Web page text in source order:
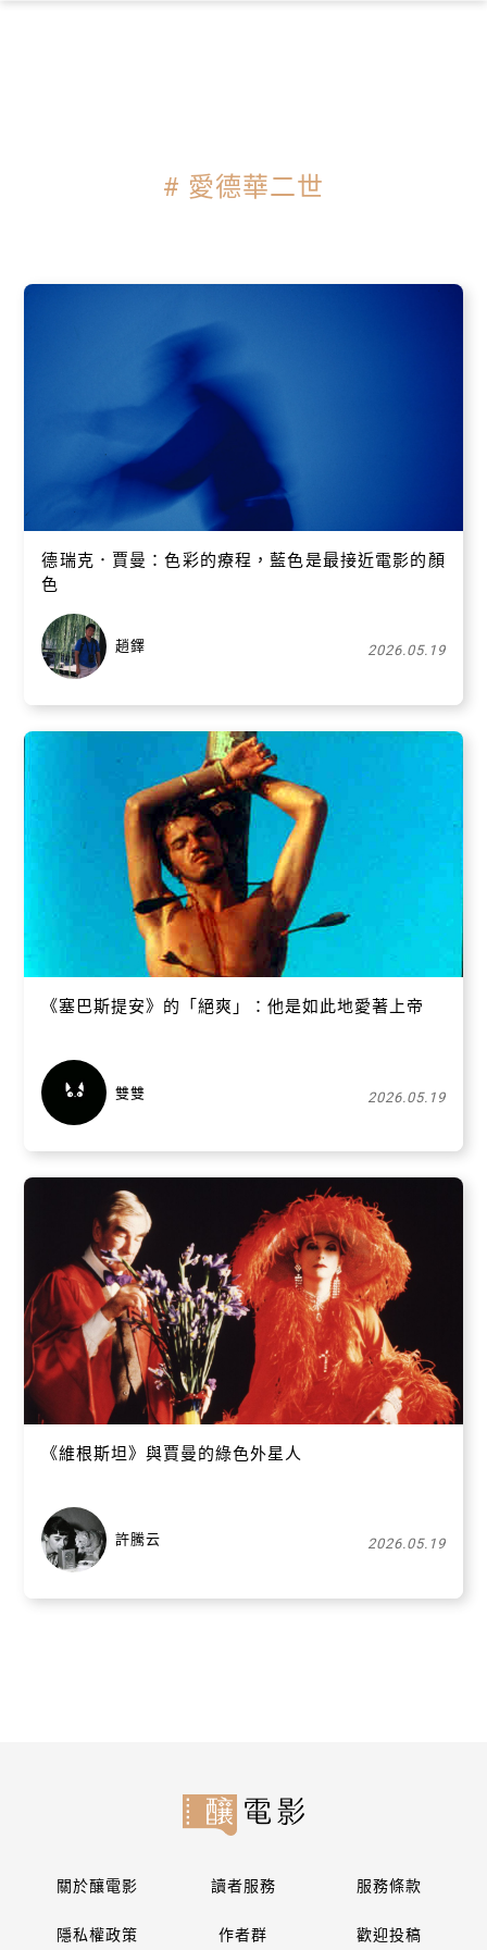
# 愛德華二世
德瑞克．賈曼：色彩的療程，藍色是最接近電影的顏
色
趙鐸 2026.05.19
《塞巴斯提安》的「絕爽」：他是如此地愛著上帝
雙雙 2026.05.19
《維根斯坦》與賈曼的綠色外星人
許騰云 2026.05.19
關於釀電影 讀者服務 服務條款
隱私權政策 作者群 歡迎投稿